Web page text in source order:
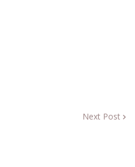
Next Post